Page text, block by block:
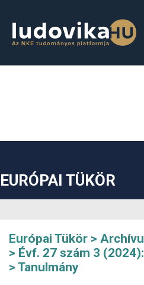
EURÓPAI TÜKÖR
Európai Tükör
Évf. 27 szám 3
Tanulmány